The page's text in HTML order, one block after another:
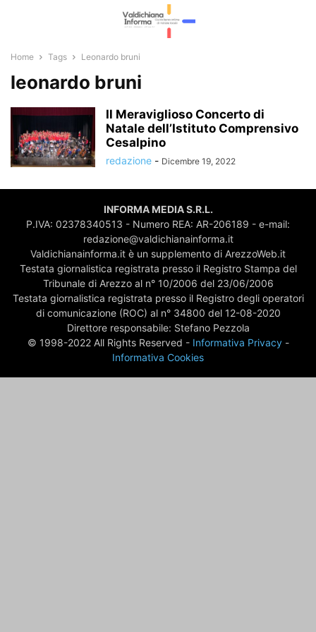
Home Tags Leonardo bruni
leonardo bruni
Il Meraviglioso Concerto di
Natale dell’Istituto Comprensivo
Cesalpino
redazione - Dicembre 19, 2022
INFORMA MEDIA S.R.L.
P.IVA: 02378340513 - Numero REA: AR-206189 - e-mail:
redazione@valdichianainforma.it
Valdichianainforma.it è un supplemento di ArezzoWeb.it
Testata giornalistica registrata presso il Registro Stampa del
Tribunale di Arezzo al n° 10/2006 del 23/06/2006
Testata giornalistica registrata presso il Registro degli operatori
di comunicazione (ROC) al n° 34800 del 12-08-2020
Direttore responsabile: Stefano Pezzola
© 1998-2022 All Rights Reserved - Informativa Privacy-
Informativa Cookies